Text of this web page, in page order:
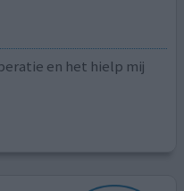
en het hielp mij